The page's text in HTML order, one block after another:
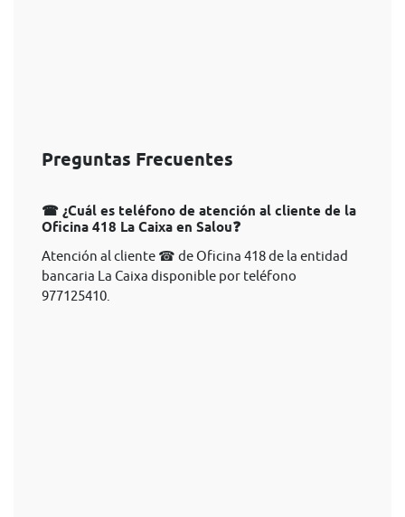
Preguntas Frecuentes
☎ ¿Cuál es teléfono de atención al cliente de la
Oficina 418 La Caixa en Salou❓
Atención al cliente ☎ de Oficina 418 de la entidad
bancaria La Caixa disponible por teléfono
977125410.